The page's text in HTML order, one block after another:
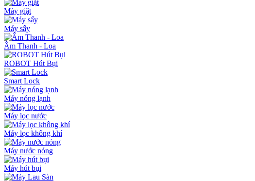
Máy giặt
Máy sấy
Âm Thanh - Loa
ROBOT Hút Bụi
Smart Lock
Máy nóng lạnh
Máy lọc nước
Máy lọc không khí
Máy nước nóng
Máy hút bụi